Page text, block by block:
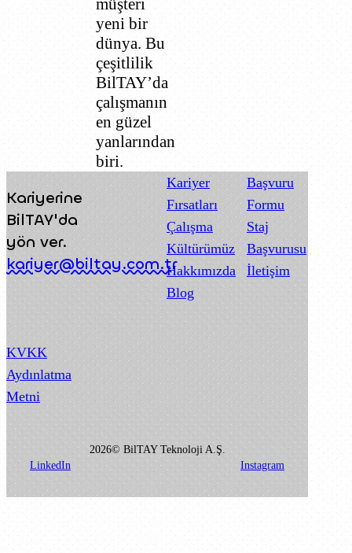
yeni bir
dünya. Bu
çeşitlilik
BilTAY’da
çalışmanın
en güzel
yanlarından
biri.
Kariyerine
BilTAY'da
yön ver.
kariyer@biltay.com.tr
Kariyer
Fırsatları
Çalışma
Kültürümüz
Hakkımızda
Blog
Başvuru
Formu
Staj
Başvurusu
İletişim
KVKK
Aydınlatma
Metni
2026© BilTAY Teknoloji A.Ş.
LinkedIn
Instagram